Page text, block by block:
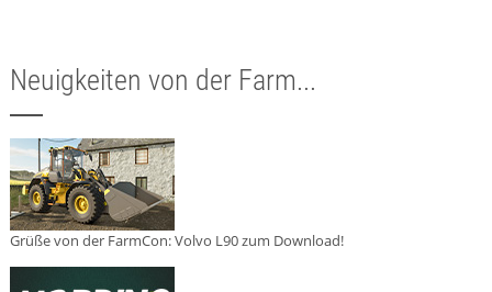
Neuigkeiten von der Farm...
Grüße von der FarmCon: Volvo L90 zum Download!